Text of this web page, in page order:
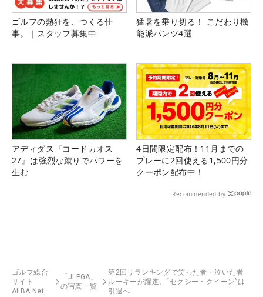
ゴルフの熱狂を、つくる仕
事。｜スタッフ募集中
猛暑を乗り切る！ こだわり機
能派パンツ4選
アディダス『コードカオス
27』は強烈な蹴りでパワーを
生む
4日間限定配布！11月までの
プレーに2回使える1,500円分
クーポン配布中！
Recommended by
ゴルフ総合
サイト
ALBA Net
「JLPGA」
の写真一覧
第2回リランキングで笑った者・泣いた者
ルーキーが躍進、“セクシー・クイーン”は
引退へ